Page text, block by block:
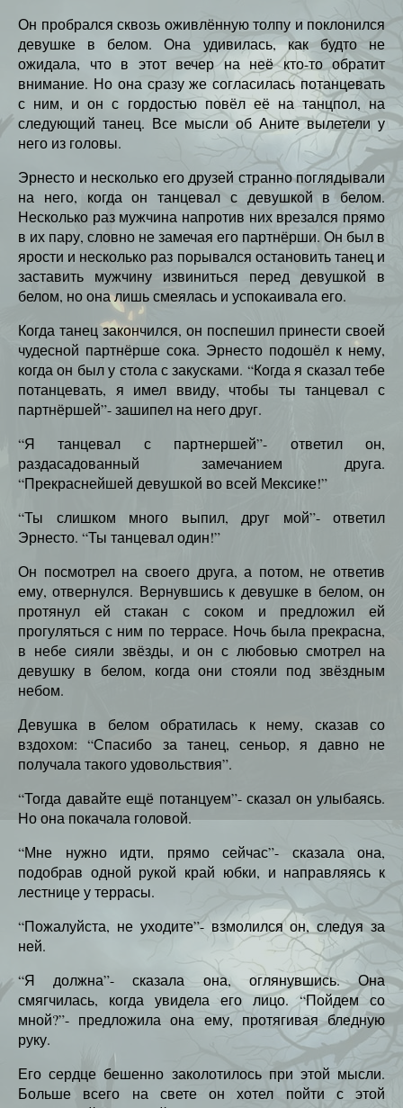
Он пробрался сквозь оживлённую толпу и поклонился
девушке в белом. Она удивилась, как будто не
ожидала, что в этот вечер на неё кто-то обратит
внимание. Но она сразу же согласилась потанцевать
с ним, и он с гордостью повёл её на танцпол, на
следующий танец. Все мысли об Аните вылетели у
него из головы.
Эрнесто и несколько его друзей странно поглядывали
на него, когда он танцевал с девушкой в белом.
Несколько раз мужчина напротив них врезался прямо
в их пару, словно не замечая его партнёрши. Он был в
ярости и несколько раз порывался остановить танец и
заставить мужчину извиниться перед девушкой в
белом, но она лишь смеялась и успокаивала его.
Когда танец закончился, он поспешил принести своей
чудесной партнёрше сока. Эрнесто подошёл к нему,
когда он был у стола с закусками. “Когда я сказал тебе
потанцевать, я имел ввиду, чтобы ты танцевал с
партнёршей”- зашипел на него друг.
“Я танцевал с партнершей”- ответил он,
раздасадованный замечанием друга.
“Прекраснейшей девушкой во всей Мексике!”
“Ты слишком много выпил, друг мой”- ответил
Эрнесто. “Ты танцевал один!”
Он посмотрел на своего друга, а потом, не ответив
ему, отвернулся. Вернувшись к девушке в белом, он
протянул ей стакан с соком и предложил ей
прогуляться с ним по террасе. Ночь была прекрасна,
в небе сияли звёзды, и он с любовью смотрел на
девушку в белом, когда они стояли под звёздным
небом.
Девушка в белом обратилась к нему, сказав со
вздохом: “Спасибо за танец, сеньор, я давно не
получала такого удовольствия”.
“Тогда давайте ещё потанцуем”- сказал он улыбаясь.
Но она покачала головой.
“Мне нужно идти, прямо сейчас”- сказала она,
подобрав одной рукой край юбки, и направляясь к
лестнице у террасы.
“Пожалуйста, не уходите”- взмолился он, следуя за
ней.
“Я должна”- сказала она, оглянувшись. Она
смягчилась, когда увидела его лицо. “Пойдем со
мной?”- предложила она ему, протягивая бледную
руку.
Его сердце бешенно заколотилось при этой мысли.
Больше всего на свете он хотел пойти с этой